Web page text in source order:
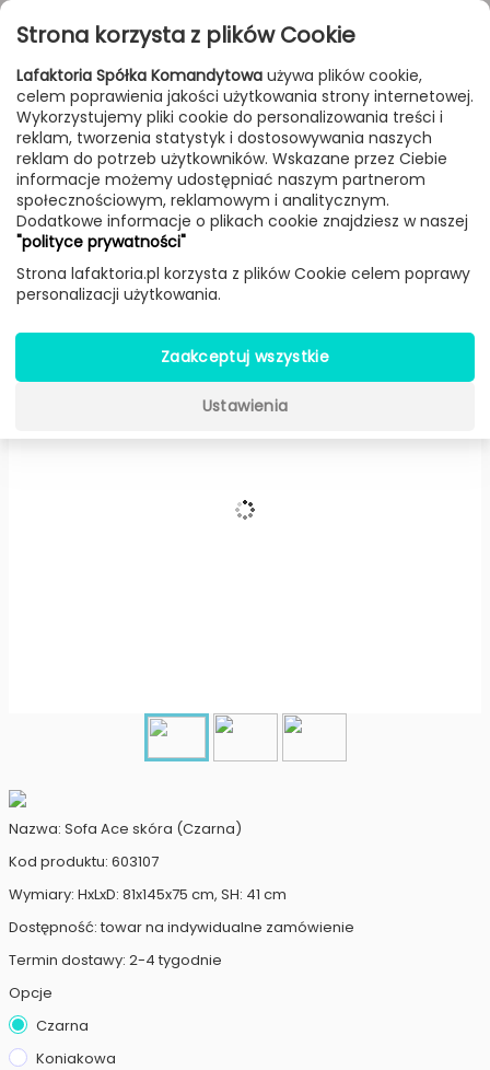
Przejdź do treści
FILTROWANIE & SORTOWANIE
Meble Producenci Normann Copenhagen Produkt
Sofa Ace skóra (Czarna) -
Normann Copenhagen
Nazwa: Sofa Ace skóra (Czarna)
Kod produktu: 603107
Wymiary: HxLxD: 81x145x75 cm, SH: 41 cm
Dostępność: towar na indywidualne zamówienie
Termin dostawy: 2-4 tygodnie
Opcje
Czarna
Koniakowa
Strona korzysta z plików Cookie
Lafaktoria Spółka Komandytowa używa plików cookie,
celem poprawienia jakości użytkowania strony internetowej.
Wykorzystujemy pliki cookie do personalizowania treści i
reklam, tworzenia statystyk i dostosowywania naszych
reklam do potrzeb użytkowników. Wskazane przez Ciebie
informacje możemy udostępniać naszym partnerom
społecznościowym, reklamowym i analitycznym.
Dodatkowe informacje o plikach cookie znajdziesz w naszej
"polityce prywatności"
Strona lafaktoria.pl korzysta z plików Cookie celem poprawy
personalizacji użytkowania.
Zaakceptuj wszystkie
Ustawienia